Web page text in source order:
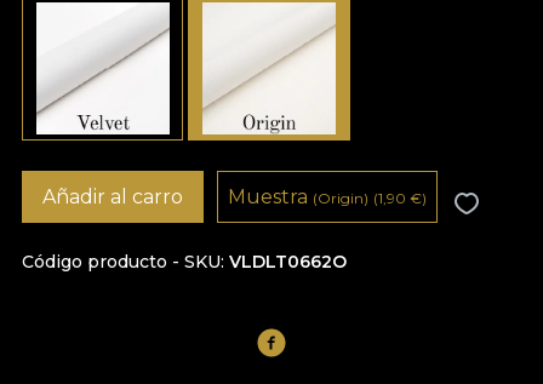
Código producto - SKU VLDLT0662O
Añadir al carro Muestra (Origin) (1,90 €)